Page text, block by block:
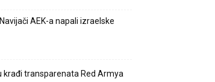
AEK-a napali izraelske
krađi transparenata Red Armya